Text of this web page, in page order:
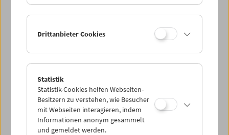
So 21.2.
PROGRAMM ÜBERBLICK
Drittanbieter Cookies
Statistik
Statistik-Cookies helfen Webseiten-
Besitzern zu verstehen, wie Besucher
mit Webseiten interagieren, indem
Informationen anonym gesammelt
und gemeldet werden.